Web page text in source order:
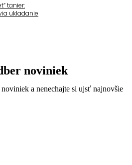
tanier:
ukladanie
noviniek
noviniek a nenechajte si ujsť najnovšie